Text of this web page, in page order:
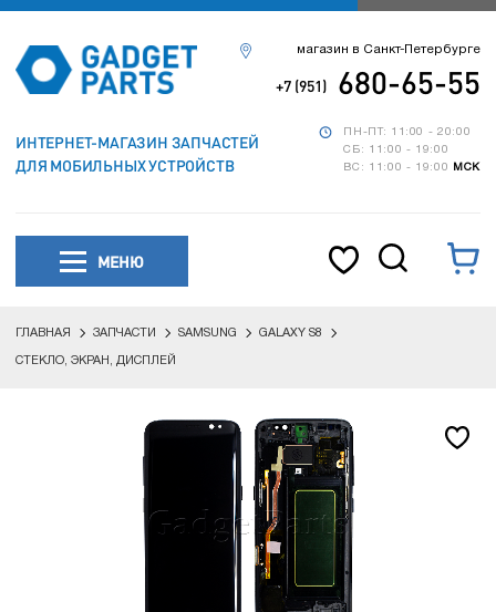
ИНТЕРНЕТ-МАГАЗИН ЗАПЧАСТЕЙ
ДЛЯ МОБИЛЬНЫХ УСТРОЙСТВ
ПН-ПТ: 11:00 - 20:00
СБ: 11:00 - 19:00
ВС: 11:00 - 19:00
МСК
магазин в Санкт-Петербурге
+7 (951) 680-65-55
МЕНЮ
ГЛАВНАЯ ЗАПЧАСТИ SAMSUNG GALAXY S8
СТЕКЛО, ЭКРАН, ДИСПЛЕЙ